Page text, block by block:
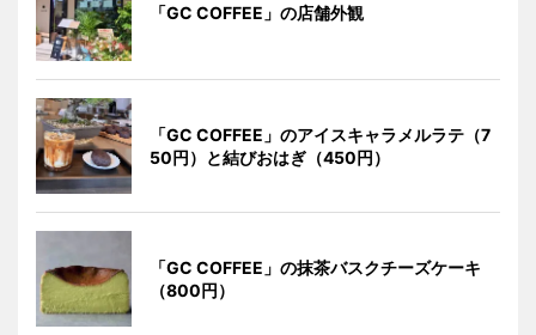
「GC COFFEE」の店舗外観
「GC COFFEE」のアイスキャラメルラテ（7
50円）と結びおはぎ（450円）
「GC COFFEE」の抹茶バスクチーズケーキ
（800円）